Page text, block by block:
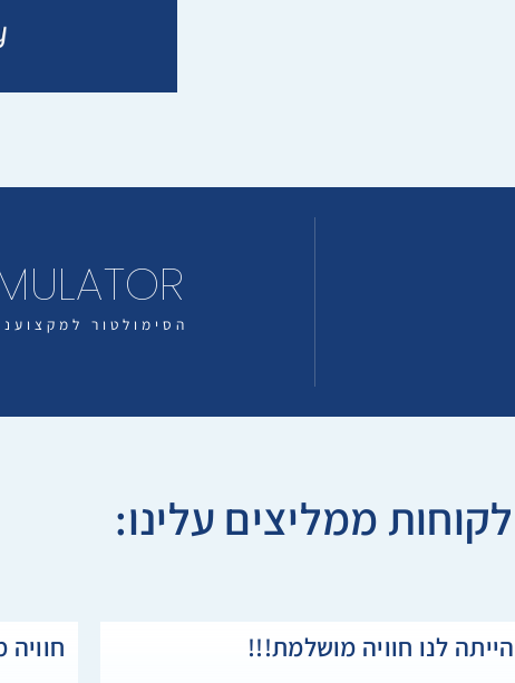
הסימולטור
לקוחות ממליצים עלינו:
הייתה לנו חוויה מושלמת!!!